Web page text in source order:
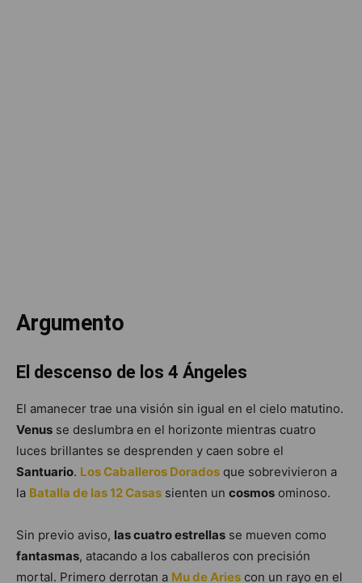
Argumento
El descenso de los 4 Ángeles
El amanecer trae una visión sin igual en el cielo matutino.
Venus se deslumbra en el horizonte mientras cuatro
luces brillantes se desprenden y caen sobre el
Santuario. Los Caballeros Dorados que sobrevivieron a
la Batalla de las 12 Casas sienten un cosmos ominoso.
Sin previo aviso, las cuatro estrellas se mueven como
fantasmas, atacando a los caballeros con precisión
mortal. Primero derrotan a Mu de Aries con un rayo en el